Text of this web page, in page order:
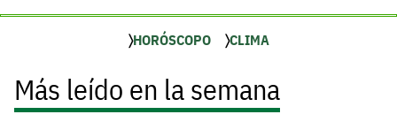
HORÓSCOPO CLIMA
Más leído en la semana